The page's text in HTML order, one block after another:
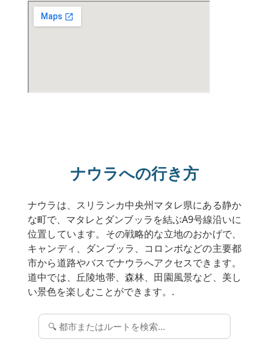
ナウラへの行き方
ナウラは、スリランカ中央州マタレ県にある静か
な町で、マタレとダンブッラを結ぶA9号線沿いに
位置しています。その戦略的な立地のおかげで、
キャンディ、ダンブッラ、コロンボなどの主要都
市から道路やバスでナウラへアクセスできます。
道中では、丘陵地帯、森林、田園風景など、美し
い景色を楽しむことができます。.